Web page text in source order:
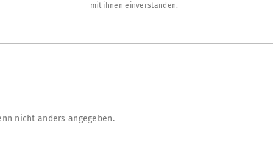
mit ihnen einverstanden.
nicht anders angegeben.